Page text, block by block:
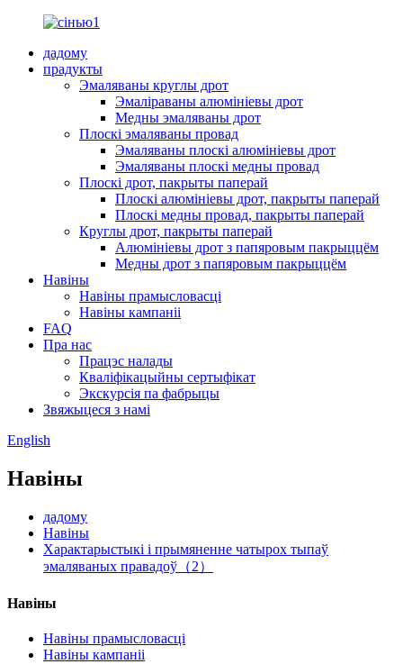
дадому
прадукты
Эмаляваны круглы дрот
Эмаліраваны алюмініевы дрот
Медны эмаляваны дрот
Плоскі эмаляваны провад
Эмаляваны плоскі алюмініевы дрот
Эмаляваны плоскі медны провад
Плоскі дрот, пакрыты паперай
Плоскі алюмініевы дрот, пакрыты паперай
Плоскі медны провад, пакрыты паперай
Круглы дрот, пакрыты паперай
Алюмініевы дрот з папяровым пакрыццём
Медны дрот з папяровым пакрыццём
Навіны
Навіны прамысловасці
Навіны кампаніі
FAQ
Пра нас
Працэс налады
Кваліфікацыйны сертыфікат
Экскурсія па фабрыцы
Звяжыцеся з намі
English
Навіны
дадому
Навіны
Характарыстыкі і прымяненне чатырох тыпаў
эмаляваных правадоў（2）
Навіны
Навіны прамысловасці
Навіны кампаніі